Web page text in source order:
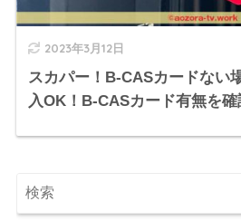
2023年3月12日
スカパー！B-CASカードない
入OK！B-CASカード有無を